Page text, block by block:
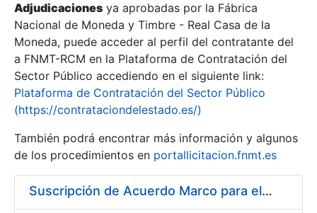
Adjudicaciones ya aprobadas por la Fábrica
Nacional de Moneda y Timbre - Real Casa de la
Moneda, puede acceder al perfil del contratante del
a FNMT-RCM en la Plataforma de Contratación del
Sector Público accediendo en el siguiente link:
Plataforma de Contratación del Sector Público
(https://contrataciondelestado.es/)
También podrá encontrar más información y algunos
de los procedimientos en portallicitacion.fnmt.es
Suscripción de Acuerdo Marco para el Suministro de Acero para la fabricación de puntas para troqueles, punzones y matrices